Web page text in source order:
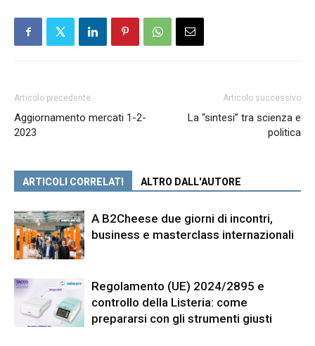
Articolo precedente
Aggiornamento mercati 1-2-
2023
Articolo successivo
La “sintesi” tra scienza e
politica
ARTICOLI CORRELATI ALTRO DALL'AUTORE
A B2Cheese due giorni di incontri,
business e masterclass internazionali
Regolamento (UE) 2024/2895 e
controllo della Listeria: come
prepararsi con gli strumenti giusti